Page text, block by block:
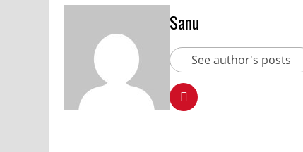
Sanu
See author's posts